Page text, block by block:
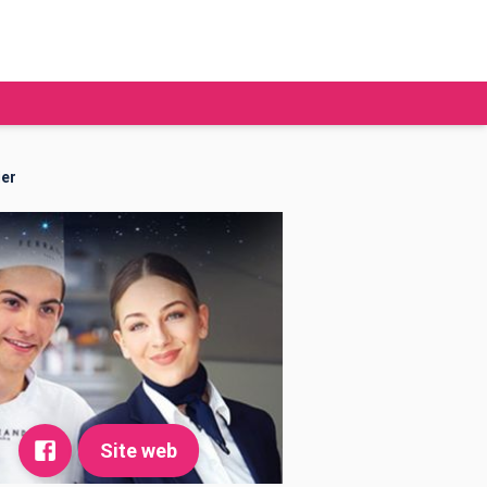
Ecoles de commerce
Ecoles d'ingénieur
Universités
à l'étranger
Vie étudiante
Logement étudiant
Site web